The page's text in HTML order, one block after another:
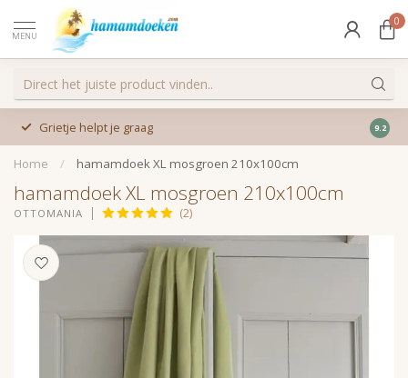
MENU
0
Grietje helpt je graag 9.2
Home / hamamdoek XL mosgroen 210x100cm
hamamdoek XL mosgroen 210x100cm
OTTOMANIA (2)